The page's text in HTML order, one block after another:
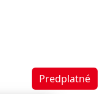
Predplatné